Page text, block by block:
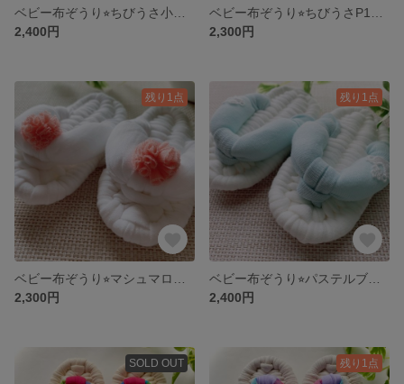
2,400円
2,300円
残り1点
2,300円
残り1点
2,400円
SOLD OUT 残り1点